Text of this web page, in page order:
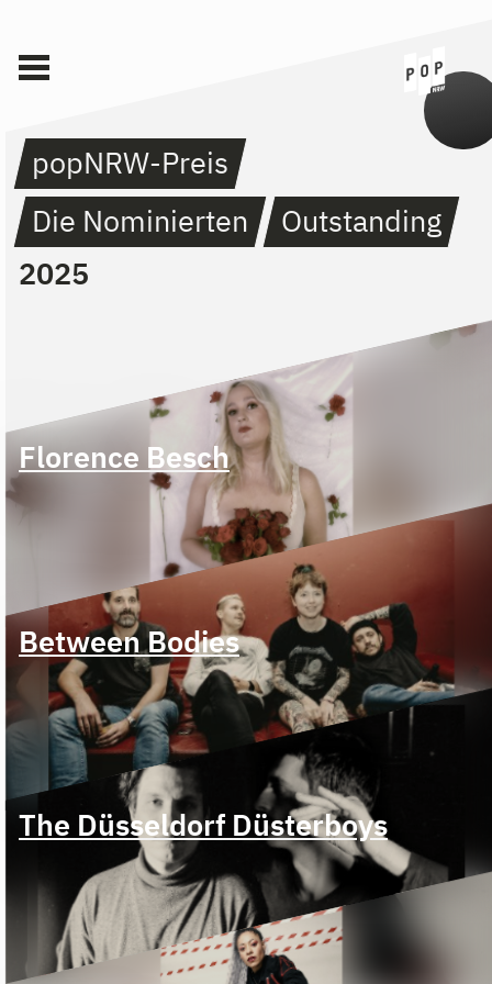
popNRW-Preis
Die Nominierten
Outstanding
2025
Florence Besch
Between Bodies
The Düsseldorf Düsterboys